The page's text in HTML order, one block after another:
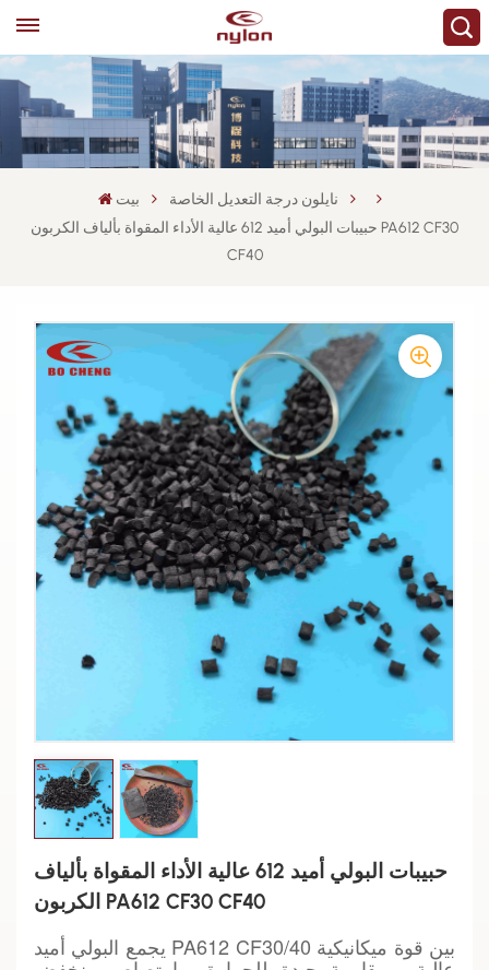
بيت
نايلون درجة التعديل الخاصة
حبيبات البولي أميد 612 عالية الأداء المقواة بألياف الكربون PA612 CF30
CF40
حبيبات البولي أميد 612 عالية الأداء المقواة بألياف
الكربون PA612 CF30 CF40
يجمع البولي أميد PA612 CF30/40 بين قوة ميكانيكية